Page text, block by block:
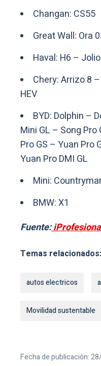
Changan: CS55
Great Wall: Ora
Haval: H6 –
Chery: Arrizo 8
HEV
BYD: Dolphin –
Mini GL – Song Pro
Pro GS – Yuan Pro
Yuan Pro DMI GL
Mini:
BMW: X1
Fuente:
Temas relacionados:
autos electricos
Movilidad sustentable
Fecha de publicación: